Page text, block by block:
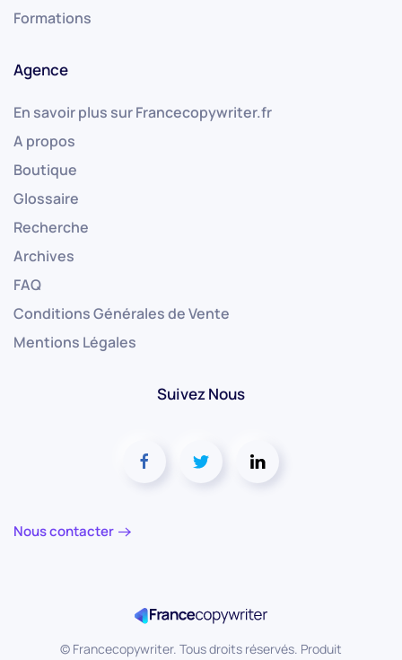
Formations
Agence
En savoir plus sur Francecopywriter.fr
A propos
Boutique
Glossaire
Recherche
Archives
FAQ
Conditions Générales de Vente
Mentions Légales
Suivez Nous
Nous contacter
© Francecopywriter. Tous droits réservés. Produit